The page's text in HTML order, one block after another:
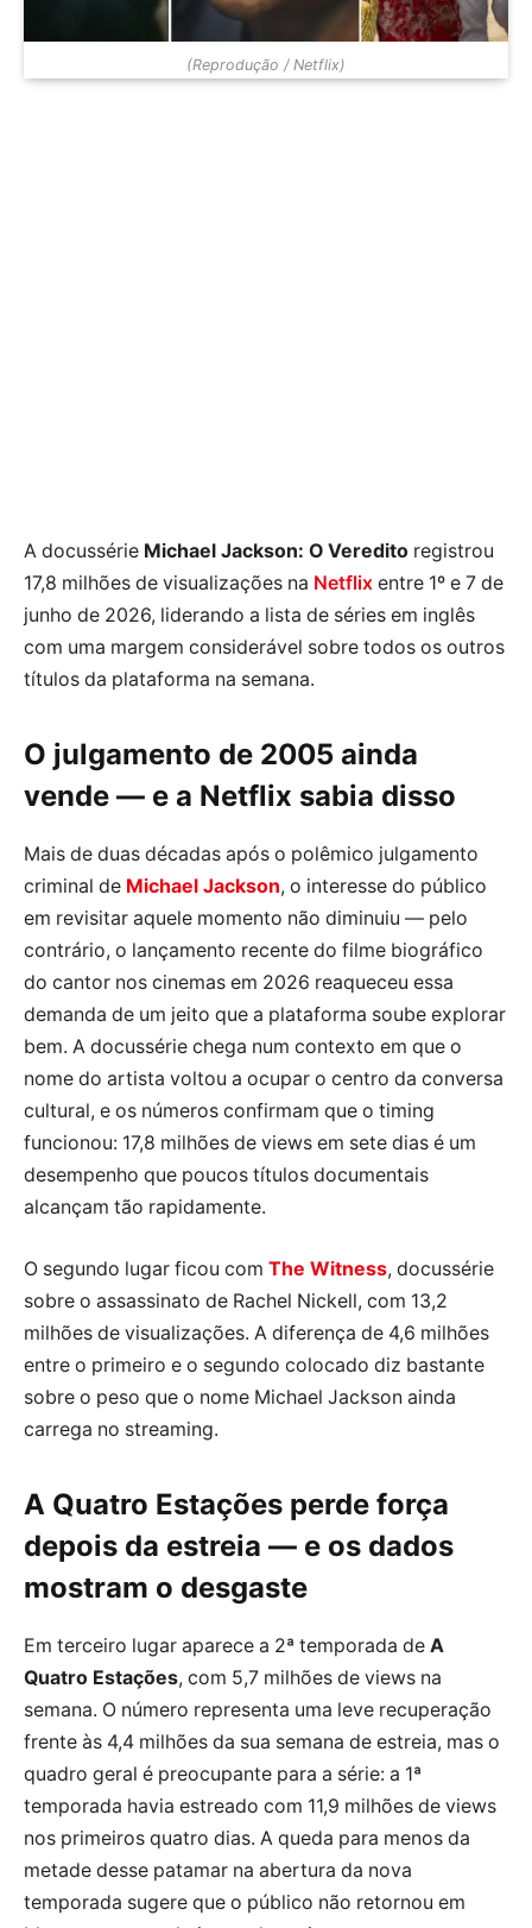
(Reprodução / Netflix)
A docussérie Michael Jackson: O Veredito registrou
17,8 milhões de visualizações na Netflix entre 1º e 7 de
junho de 2026, liderando a lista de séries em inglês
com uma margem considerável sobre todos os outros
títulos da plataforma na semana.
O julgamento de 2005 ainda
vende — e a Netflix sabia disso
Mais de duas décadas após o polêmico julgamento
criminal de Michael Jackson, o interesse do público
em revisitar aquele momento não diminuiu — pelo
contrário, o lançamento recente do filme biográfico
do cantor nos cinemas em 2026 reaqueceu essa
demanda de um jeito que a plataforma soube explorar
bem. A docussérie chega num contexto em que o
nome do artista voltou a ocupar o centro da conversa
cultural, e os números confirmam que o timing
funcionou: 17,8 milhões de views em sete dias é um
desempenho que poucos títulos documentais
alcançam tão rapidamente.
O segundo lugar ficou com The Witness, docussérie
sobre o assassinato de Rachel Nickell, com 13,2
milhões de visualizações. A diferença de 4,6 milhões
entre o primeiro e o segundo colocado diz bastante
sobre o peso que o nome Michael Jackson ainda
carrega no streaming.
A Quatro Estações perde força
depois da estreia — e os dados
mostram o desgaste
Em terceiro lugar aparece a 2ª temporada de A
Quatro Estações, com 5,7 milhões de views na
semana. O número representa uma leve recuperação
frente às 4,4 milhões da sua semana de estreia, mas o
quadro geral é preocupante para a série: a 1ª
temporada havia estreado com 11,9 milhões de views
nos primeiros quatro dias. A queda para menos da
metade desse patamar na abertura da nova
temporada sugere que o público não retornou em